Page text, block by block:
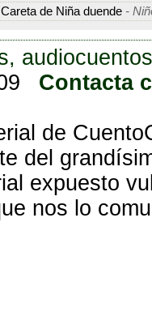
de Niña duende -
Contacta
de
del
expuesto
nos lo